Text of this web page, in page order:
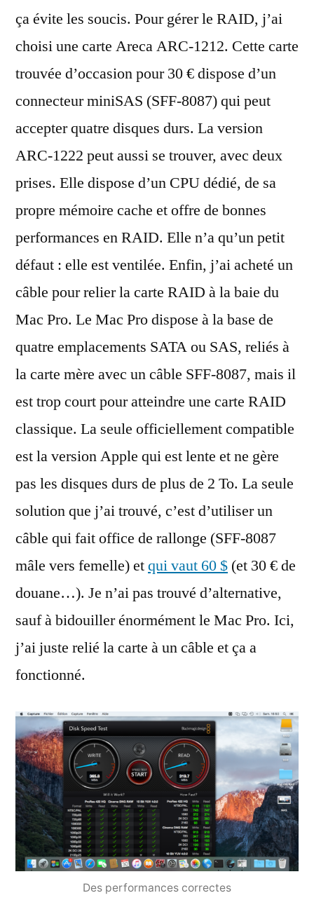
ça évite les soucis. Pour gérer le RAID, j’ai
choisi une carte Areca ARC-1212. Cette carte
trouvée d’occasion pour 30 € dispose d’un
connecteur miniSAS (SFF-8087) qui peut
accepter quatre disques durs. La version
ARC-1222 peut aussi se trouver, avec deux
prises. Elle dispose d’un CPU dédié, de sa
propre mémoire cache et offre de bonnes
performances en RAID. Elle n’a qu’un petit
défaut : elle est ventilée. Enfin, j’ai acheté un
câble pour relier la carte RAID à la baie du
Mac Pro. Le Mac Pro dispose à la base de
quatre emplacements SATA ou SAS, reliés à
la carte mère avec un câble SFF-8087, mais il
est trop court pour atteindre une carte RAID
classique. La seule officiellement compatible
est la version Apple qui est lente et ne gère
pas les disques durs de plus de 2 To. La seule
solution que j’ai trouvé, c’est d’utiliser un
câble qui fait office de rallonge (SFF-8087
mâle vers femelle) etqui vaut 60 $ (et 30 € de
douane…). Je n’ai pas trouvé d’alternative,
sauf à bidouiller énormément le Mac Pro. Ici,
j’ai juste relié la carte à un câble et ça a
fonctionné.
Des performances correctes